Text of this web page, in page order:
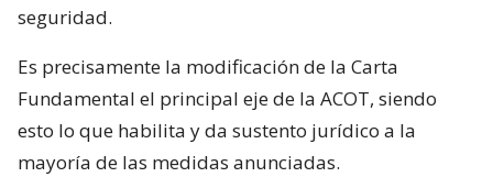
seguridad.
Es precisamente la modificación de la Carta
Fundamental el principal eje de la ACOT, siendo
esto lo que habilita y da sustento jurídico a la
mayoría de las medidas anunciadas.